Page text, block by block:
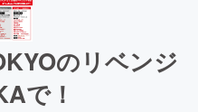
のリベンジ
で！